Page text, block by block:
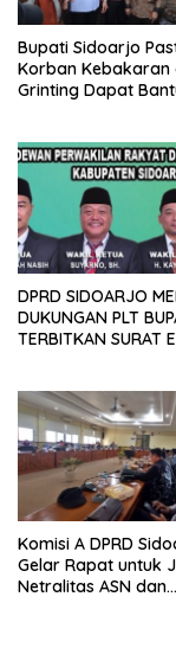
Bupati Sidoarjo
Korban Kebakaran
Grinting Dapat
DPRD SIDOARJO
DUKUNGAN PLT
TERBITKAN SURAT
TK, PAUD, SD, SMP/
KELUAR KOTA
Komisi A DPRD
Gelar Rapat untuk
Netralitas ASN dan